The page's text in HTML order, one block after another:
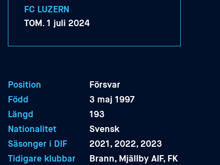
FC LUZERN
TOM. 1 juli 2024
Position
Försvar
Född
3 maj 1997
Längd
193
Nationalitet
Svensk
Säsonger i DIF
2021, 2022, 2023
Tidigare klubbar
Brann, Mjällby AIF, FK